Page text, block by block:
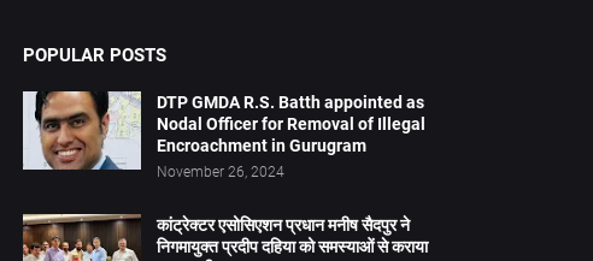
POPULAR POSTS
DTP GMDA R.S. Batth appointed as
Nodal Officer for Removal of Illegal
Encroachment in Gurugram
November 26, 2024
कांट्रेक्टर एसोसिएशन प्रधान मनीष सैदपुर ने
निगमायुक्त प्रदीप दहिया को समस्याओं से कराया